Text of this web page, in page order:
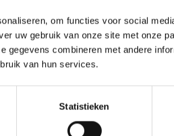
om functies voor social
uw gebruik van onze site met onze
gegevens combineren met andere
van hun services.
Statistieken